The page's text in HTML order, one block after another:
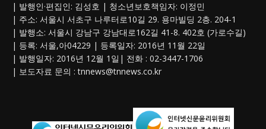
| 발행인·편집인: 김성호 | 청소년보호책임자: 이정민
| 주소: 서울시 서초구 나루터로10길 29. 용마빌딩 2층. 204-1
| 발행소: 서울시 강남구 강남대로162길 41-8. 402호 (가로수길)
| 등록: 서울,아04229 | 등록일자: 2016년 11월 22일
| 발행일자: 2016년 12월 1일| 전화 : 02-3447-1706
| 보도자료 문의 :tnnews@tnnews.co.kr